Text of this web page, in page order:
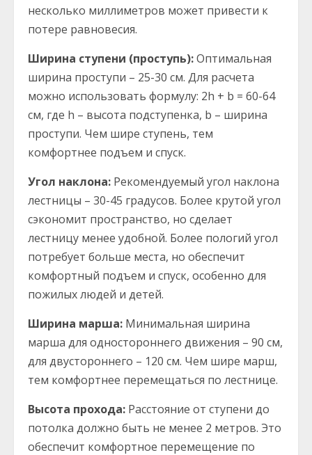
несколько миллиметров может привести к
потере равновесия.
Ширина ступени (проступь):Оптимальная
ширина проступи – 25-30 см. Для расчета
можно использовать формулу: 2h + b = 60-64
см, где h – высота подступенка, b – ширина
проступи. Чем шире ступень, тем
комфортнее подъем и спуск.
Угол наклона: Рекомендуемый угол наклона
лестницы – 30-45 градусов. Более крутой угол
сэкономит пространство, но сделает
лестницу менее удобной. Более пологий угол
потребует больше места, но обеспечит
комфортный подъем и спуск, особенно для
пожилых людей и детей.
Ширина марша: Минимальная ширина
марша для одностороннего движения – 90 см,
для двустороннего – 120 см. Чем шире марш,
тем комфортнее перемещаться по лестнице.
Высота прохода: Расстояние от ступени до
потолка должно быть не менее 2 метров. Это
обеспечит комфортное перемещение по